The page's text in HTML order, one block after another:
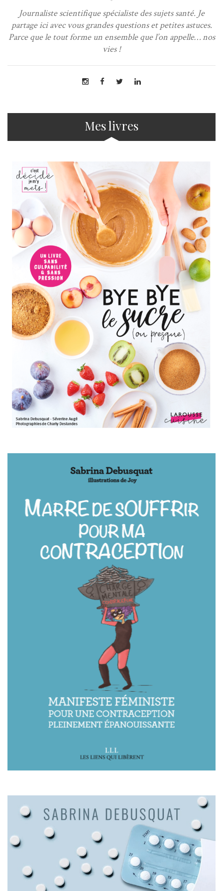
Journaliste scientifique spécialiste des sujets santé. Je
partage ici avec vous grandes questions et petites astuces.
Parce que le tout forme un ensemble que l’on appelle… nos
vies !
Mes livres